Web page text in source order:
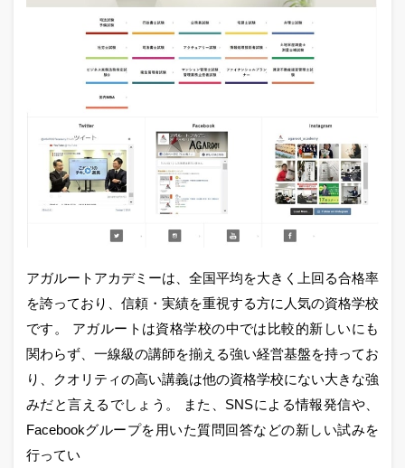
アガルートアカデミーは、全国平均を大きく上回る合格率
を誇っており、信頼・実績を重視する方に人気の資格学校
です。 アガルートは資格学校の中では比較的新しいにも
関わらず、一線級の講師を揃える強い経営基盤を持ってお
り、クオリティの高い講義は他の資格学校にない大きな強
みだと言えるでしょう。 また、SNSによる情報発信や、
Facebookグループを用いた質問回答などの新しい試みを
行ってい